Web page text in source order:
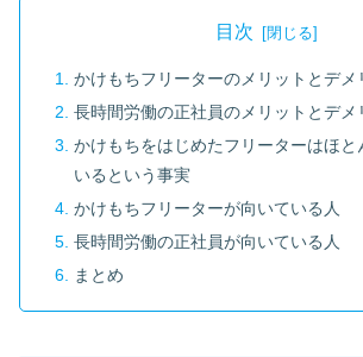
目次
かけもちフリーターのメリットとデメ
長時間労働の正社員のメリットとデメ
かけもちをはじめたフリーターはほと
いるという事実
かけもちフリーターが向いている人
長時間労働の正社員が向いている人
まとめ